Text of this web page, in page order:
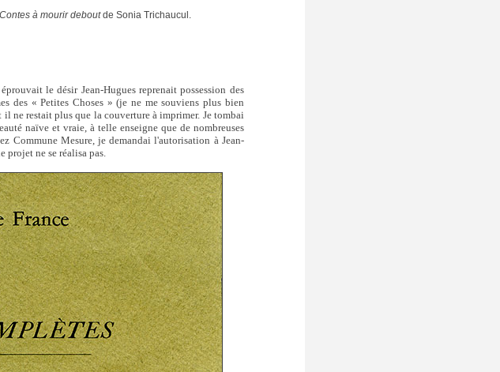
Contes à mourir deboutde Sonia Trichaucul.
le désir Jean-Hugues reprenait possession des
des « Petites Choses » (je ne me souviens plus bien
il ne restait plus que la couverture à imprimer. Je tombai
naïve et vraie, à telle enseigne que de nombreuses
Commune Mesure, je demandai l'autorisation à Jean-
ne se réalisa pas.